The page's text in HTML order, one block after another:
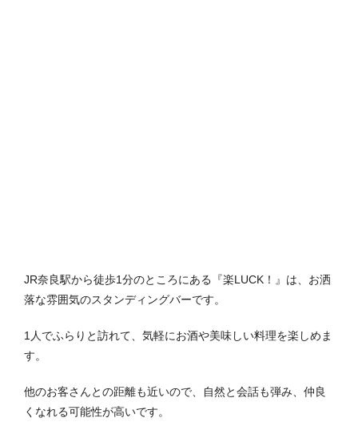
JR奈良駅から徒歩1分のところにある『楽LUCK！』は、お洒
落な雰囲気のスタンディングバーです。
1人でふらりと訪れて、気軽にお酒や美味しい料理を楽しめま
す。
他のお客さんとの距離も近いので、自然と会話も弾み、仲良
くなれる可能性が高いです。